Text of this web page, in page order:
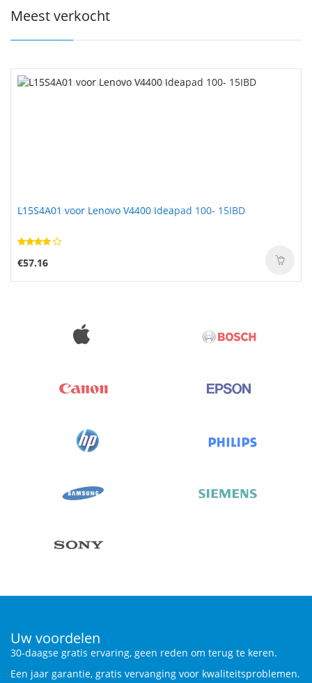
Meest verkocht
L15S4A01 voor Lenovo V4400 Ideapad 100- 15IBD
€57.16
Uw voordelen
30-daagse gratis ervaring, geen reden om terug te keren.
Een jaar garantie, gratis vervanging voor kwaliteitsproblemen.